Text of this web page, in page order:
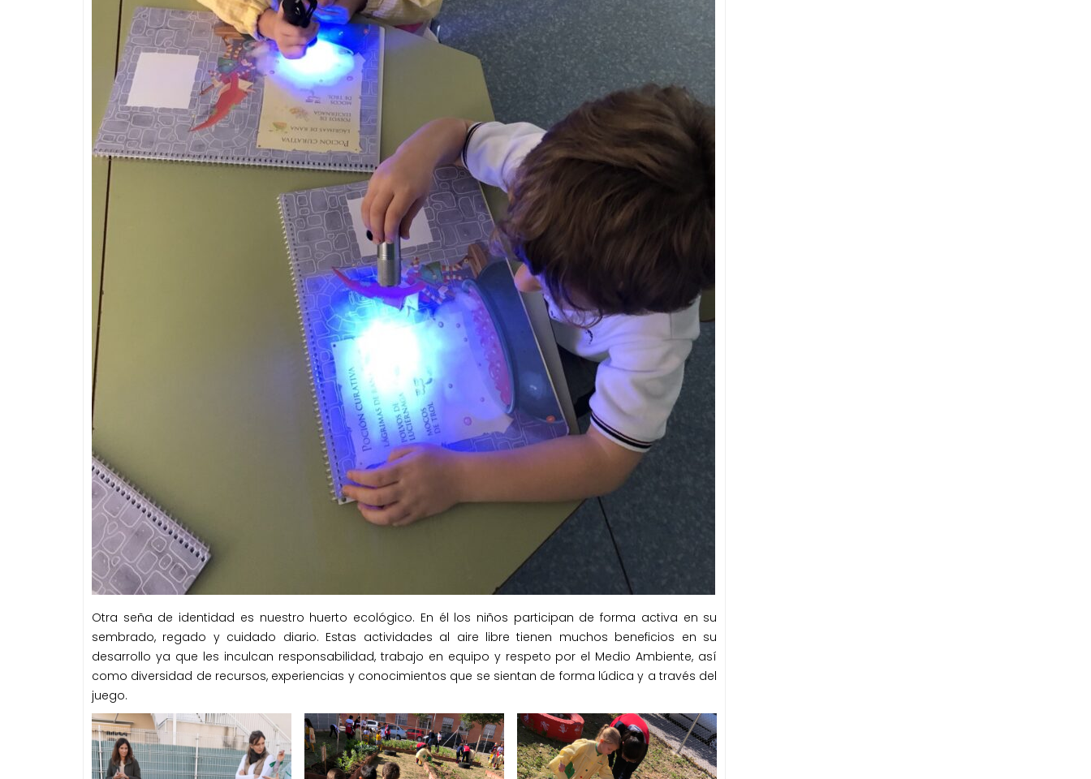
Otra seña de identidad es nuestro huerto ecológico. En él los niños participan de forma activa en su
sembrado, regado y cuidado diario. Estas actividades al aire libre tienen muchos beneficios en su
desarrollo ya que les inculcan responsabilidad, trabajo en equipo y respeto por el Medio Ambiente, así
como diversidad de recursos, experiencias y conocimientos que se sientan de forma lúdica y a través del
juego.